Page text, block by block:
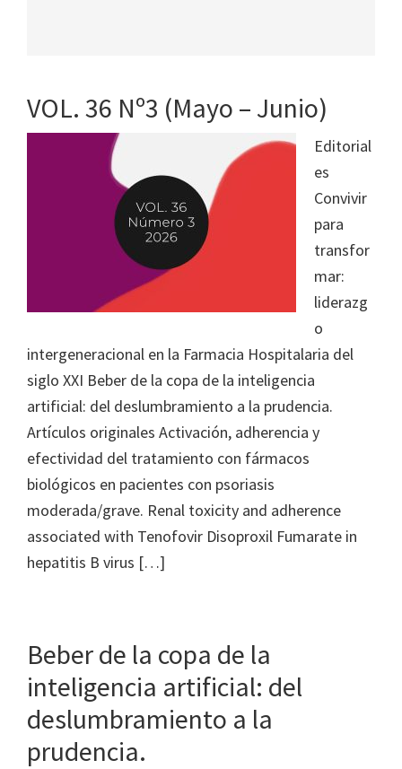
VOL. 36 Nº3 (Mayo – Junio)
Editorial
es
Convivir
para
transfor
mar:
liderazg
o
intergeneracional en la Farmacia Hospitalaria del
siglo XXI Beber de la copa de la inteligencia
artificial: del deslumbramiento a la prudencia.
Artículos originales Activación, adherencia y
efectividad del tratamiento con fármacos
biológicos en pacientes con psoriasis
moderada/grave. Renal toxicity and adherence
associated with Tenofovir Disoproxil Fumarate in
hepatitis B virus […]
Beber de la copa de la
inteligencia artificial: del
deslumbramiento a la
prudencia.